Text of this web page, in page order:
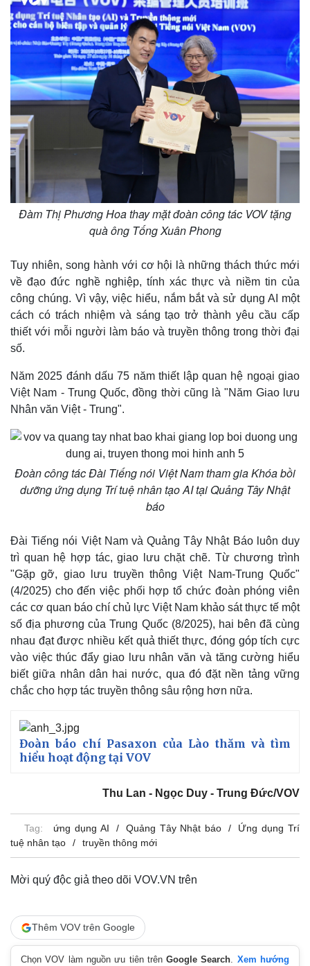
Pháp luật
Vụ án
Tin nóng
Tư vấn luật
Quân sự - Quốc phòng
Vũ khí
Việt Nam
Phân tích
Đàm Thị Phương Hoa thay mặt đoàn công tác VOV tặng
quà ông Tống Xuân Phong
Tuy nhiên, song hành với cơ hội là những thách thức mới
về đạo đức nghề nghiệp, tính xác thực và niềm tin của
công chúng. Vì vậy, việc hiểu, nắm bắt và sử dụng AI một
cách có trách nhiệm và sáng tạo trở thành yêu cầu cấp
thiết với mỗi người làm báo và truyền thông trong thời đại
số.
Năm 2025 đánh dấu 75 năm thiết lập quan hệ ngoại giao
Việt Nam - Trung Quốc, đồng thời cũng là "Năm Giao lưu
Nhân văn Việt - Trung".
Đoàn công tác Đài Tiếng nói Việt Nam tham gia Khóa bồi
dưỡng ứng dụng Trí tuệ nhân tạo AI tại Quảng Tây Nhật
báo
Đài Tiếng nói Việt Nam và Quảng Tây Nhật Báo luôn duy
trì quan hệ hợp tác, giao lưu chặt chẽ. Từ chương trình
"Gặp gỡ, giao lưu truyền thông Việt Nam-Trung Quốc"
(4/2025) cho đến việc phối hợp tổ chức đoàn phóng viên
các cơ quan báo chí chủ lực Việt Nam khảo sát thực tế một
số địa phương của Trung Quốc (8/2025), hai bên đã cùng
nhau đạt được nhiều kết quả thiết thực, đóng góp tích cực
vào việc thúc đẩy giao lưu nhân văn và tăng cường hiểu
biết giữa nhân dân hai nước, qua đó đặt nền tảng vững
chắc cho hợp tác truyền thông sâu rộng hơn nữa.
Đoàn báo chí Pasaxon của Lào thăm và tìm
hiểu hoạt động tại VOV
Thu Lan - Ngọc Duy - Trung Đức/VOV
Tag: ứng dụng AI Quảng Tây Nhật báo
Ứng dụng Trí
tuệ nhân tạo
truyền thông mới
Mời quý độc giả theo dõi VOV.VN trên
Thêm VOV trên Google
Chọn VOV làm nguồn ưu tiên trênGoogle Search. Xem hướng